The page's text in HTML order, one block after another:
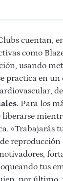
cuentan,
como
usando
practica en un
. Para los
«Trabajarás
tus